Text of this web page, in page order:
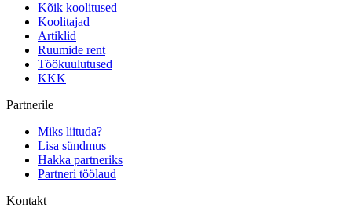
Kõik koolitused
Koolitajad
Artiklid
Ruumide rent
Töökuulutused
KKK
Partnerile
Miks liituda?
Lisa sündmus
Hakka partneriks
Partneri töölaud
Kontakt